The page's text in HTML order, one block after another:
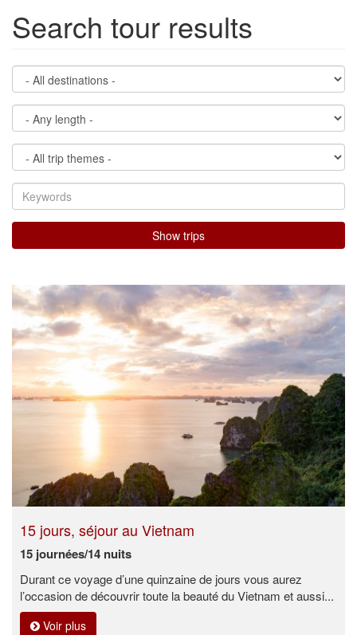
Search tour results
Show trips
15 jours, séjour au Vietnam
15 journées/14 nuits
Durant ce voyage d’une quinzaine de jours vous aurez
l’occasion de découvrir toute la beauté du Vietnam et aussi...
Voir plus